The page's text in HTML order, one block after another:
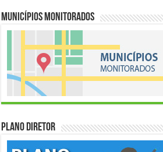
Municípios Monitorados
Plano Diretor